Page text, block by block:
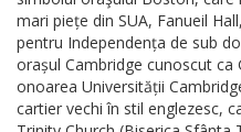
mari piețe din SUA, Fanueil
pentru Independența de sub
orașul Cambridge cunoscut
onoarea Universității
cartier vechi în stil englezesc,